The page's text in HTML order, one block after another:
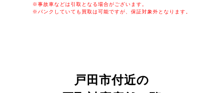
※事故車などは引取となる場合がございます。
※パンクしていても買取は可能ですが、保証対象外となります。
戸田市付近の